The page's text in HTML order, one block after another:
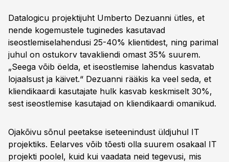
Datalogicu projektijuht Umberto Dezuanni ütles, et
nende kogemustele tuginedes kasutavad
iseostlemiselahendusi 25-40% klientidest, ning parimal
juhul on ostukorv tavakliendi omast 35% suurem.
„Seega võib öelda, et iseostlemise lahendus kasvatab
lojaalsust ja käivet.“ Dezuanni rääkis ka veel seda, et
kliendikaardi kasutajate hulk kasvab keskmiselt 30%,
sest iseostlemise kasutajad on kliendikaardi omanikud.
Ojakõivu sõnul peetakse iseteenindust üldjuhul IT
projektiks. Eelarves võib tõesti olla suurem osakaal IT
projekti poolel, kuid kui vaadata neid tegevusi, mis